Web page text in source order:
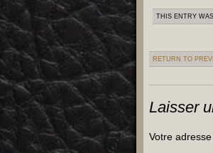
THIS ENTRY
RETURN TO
Laisser
Votre